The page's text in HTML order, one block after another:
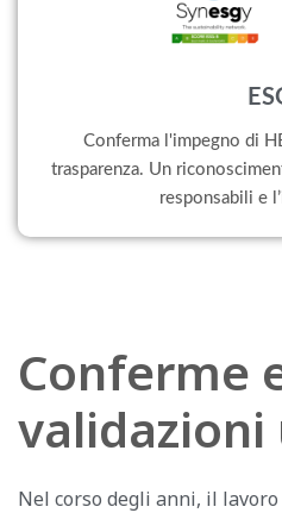
Conferma l'impegno di
trasparenza. Un
responsabili e
Conferme
Nel corso degli anni, il